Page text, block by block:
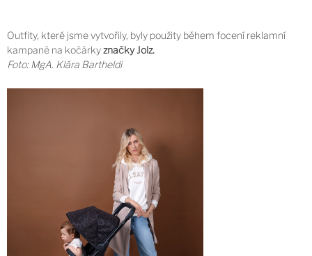
Outfity, které jsme vytvořily, byly použity během focení reklamní
kampaně na kočárkyznačky Jolz.
Foto: MgA. Klára Bartheldi